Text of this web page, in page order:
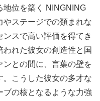
地位を築く NINGNING
やステージでの類まれな
スで高い評価を得てき
れた彼女の創造性と国
ンとの間に、言葉の壁を
。こうした彼女の多才な
の核となるような力強